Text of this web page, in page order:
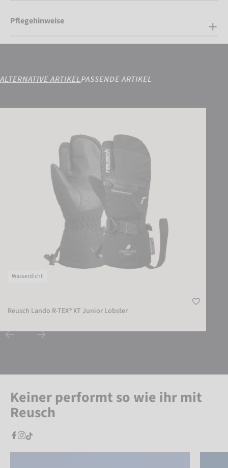
Pflegehinweise
ALTERNATIVE ARTIKELPASSENDE ARTIKEL
Wasserdicht
Reusch Lando R-TEX® XT Junior Lobster
Keiner performt so wie ihr mit
Reusch